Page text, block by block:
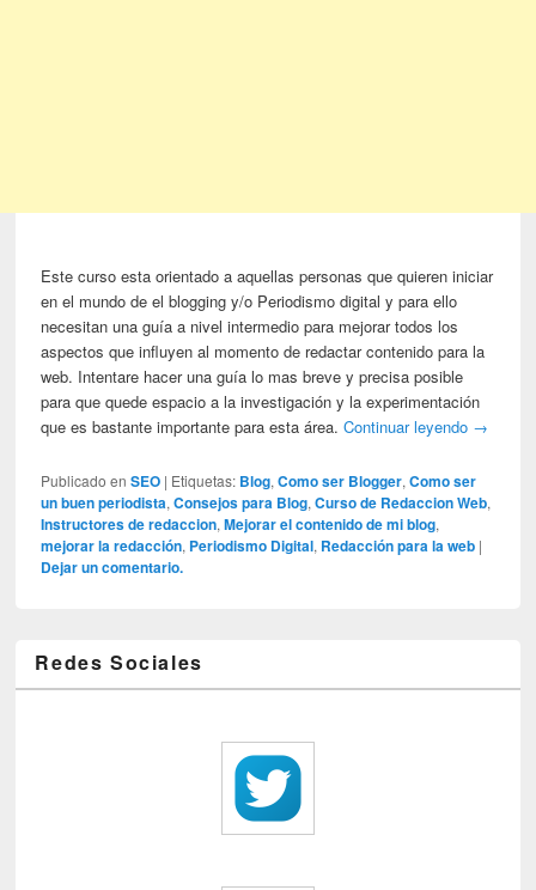
Este curso esta orientado a aquellas personas que quieren iniciar
en el mundo de el blogging y/o Periodismo digital y para ello
necesitan una guía a nivel intermedio para mejorar todos los
aspectos que influyen al momento de redactar contenido para la
web. Intentare hacer una guía lo mas breve y precisa posible
para que quede espacio a la investigación y la experimentación
que es bastante importante para esta área.Continuar leyendo →
Publicado en SEO | Etiquetas: Blog,Como ser Blogger,Como ser
un buen periodista,Consejos para Blog,Curso de Redaccion Web,
Instructores de redaccion,Mejorar el contenido de mi blog,
mejorar la redacción, Periodismo Digital, Redacción para la web |
Dejar un comentario.
Redes Sociales